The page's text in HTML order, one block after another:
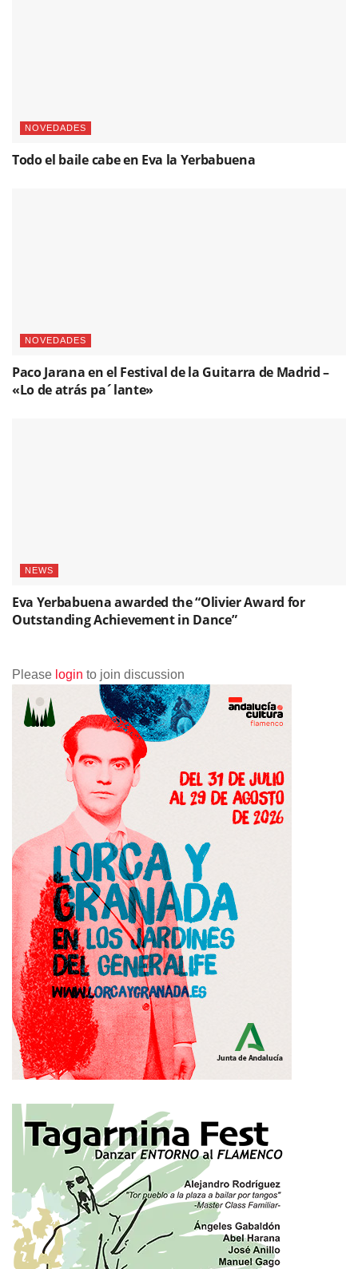
NOVEDADES
Todo el baile cabe en Eva la Yerbabuena
NOVEDADES
Paco Jarana en el Festival de la Guitarra de Madrid –
«Lo de atrás pa´lante»
NEWS
Eva Yerbabuena awarded the “Olivier Award for
Outstanding Achievement in Dance”
Please login to join discussion